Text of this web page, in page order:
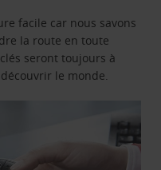
facile car nous savons
la route en toute
seront toujours à
le monde.